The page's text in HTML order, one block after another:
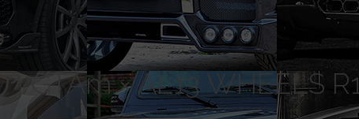
× AL13 WHEELS